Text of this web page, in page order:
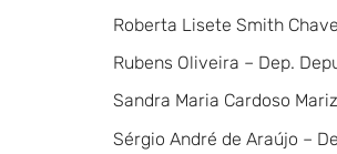
Roberta Lisete Smith
Rubens Oliveira – Dep.
Sandra Maria Cardoso
Sérgio André de Araújo –